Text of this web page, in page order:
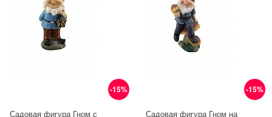
-15%
Садовая фигура Гном с
-15%
Садовая фигура Гном на